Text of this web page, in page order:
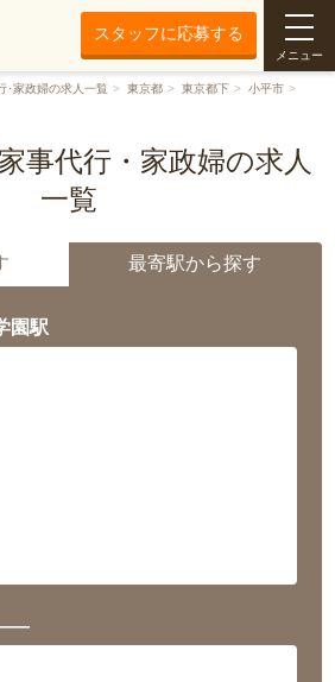
スタッフに応募する
メニュー
･家政婦の求人一覧 東京都 東京都下
小平市
事代行・家政婦の求人
一覧
最寄駅から探す
園駅